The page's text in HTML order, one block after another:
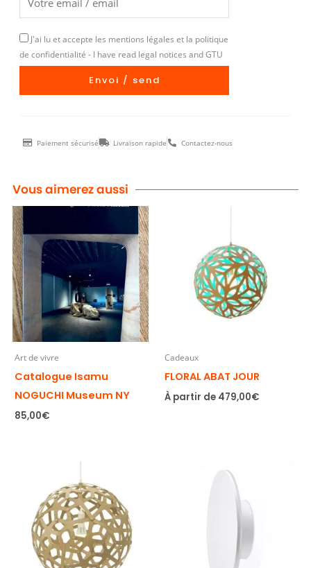
J'ai lu et accepte les mentions légales et la politique
de confidentialité - I have read legal notices and GTU
Envoi / send
Paiement sécurisé Livraison rapide Contactez-nous
Vous aimerez aussi
Art de vivre
Catalogue Isamu
NOGUCHI Museum NY
85,00€
Cadeaux
FLORAL ABAT JOUR
À partir de 479,00€